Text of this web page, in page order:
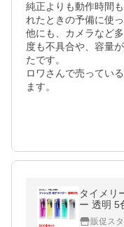
純正よりも動作時間
れたときの予備に使
他にも、カメラなど
度も不具合や、容量
たです。
ロワさんで売ってい
ます。
タイメリ
ー 透明 5
販促ス